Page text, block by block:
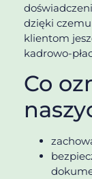
dzięki
klientom
kadrowo-
Co